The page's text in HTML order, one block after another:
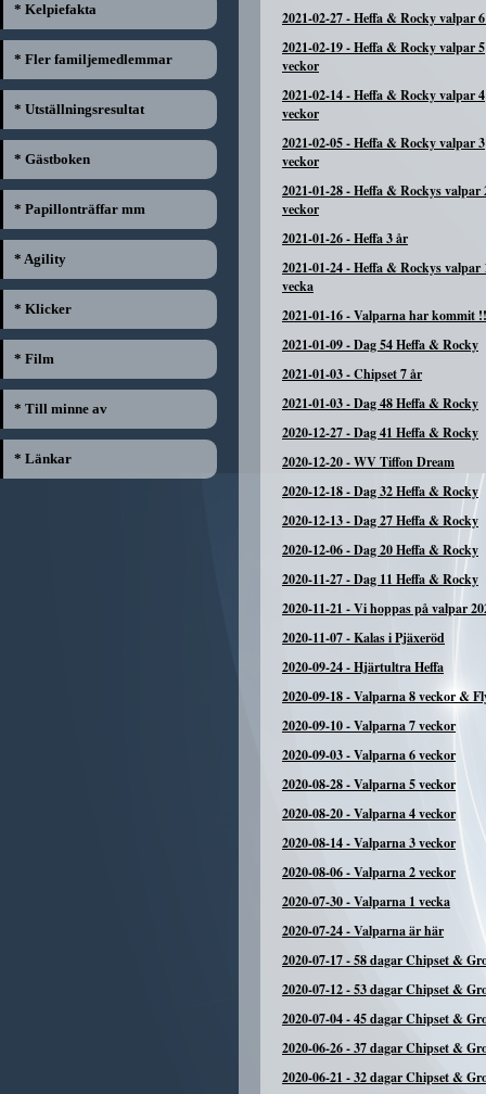
* Kelpiefakta
* Fler familjemedlemmar
* Utställningsresultat
* Gästboken
* Papillonträffar mm
* Agility
* Klicker
* Film
* Till minne av
* Länkar
2021-02-27-Heffa & Rocky valpar
2021-02-19-Heffa & Rocky valpar 5
veckor
2021-02-14-Heffa & Rocky valpar 4
veckor
2021-02-05-Heffa & Rocky valpar 3
veckor
2021-01-28-Heffa & Rockys valpar
veckor
2021-01-26-Heffa 3 år
2021-01-24-Heffa & Rockys valpar
vecka
2021-01-16-Valparna har kommit
2021-01-09-Dag 54 Heffa & Rocky
2021-01-03-Chipset 7 år
2021-01-03-Dag 48 Heffa & Rocky
2020-12-27-Dag 41 Heffa & Rocky
2020-12-20-WV Tiffon Dream
2020-12-18-Dag 32 Heffa & Rocky
2020-12-13-Dag 27 Heffa & Rocky
2020-12-06-Dag 20 Heffa & Rocky
2020-11-27-Dag 11 Heffa & Rocky
2020-11-21 -Vi hoppas på valpar
2020-11-07-Kalas i Pjäxeröd
2020-09-24-Hjärtultra Heffa
2020-09-18-Valparna 8 veckor &
2020-09-10-Valparna 7 veckor
2020-09-03-Valparna 6 veckor
2020-08-28-Valparna 5 veckor
2020-08-20-Valparna 4 veckor
2020-08-14-Valparna 3 veckor
2020-08-06-Valparna 2 veckor
2020-07-30-Valparna 1 vecka
2020-07-24-Valparna är här
2020-07-17-58 dagar Chipset &
2020-07-12-53 dagar Chipset &
2020-07-04-45 dagar Chipset &
2020-06-26-37 dagar Chipset &
2020-06-21 -32 dagar Chipset &